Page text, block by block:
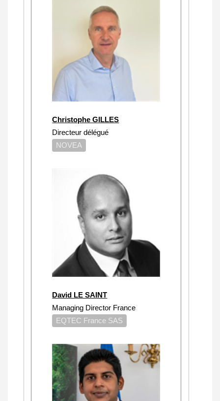
Christophe GILLES
Directeur délégué
NOVEA
David LE SAINT
Managing Director France
EQTEC France SAS